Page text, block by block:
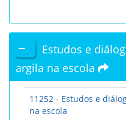
Estudos e
argila na escola
11252 - Estudos e
na escola